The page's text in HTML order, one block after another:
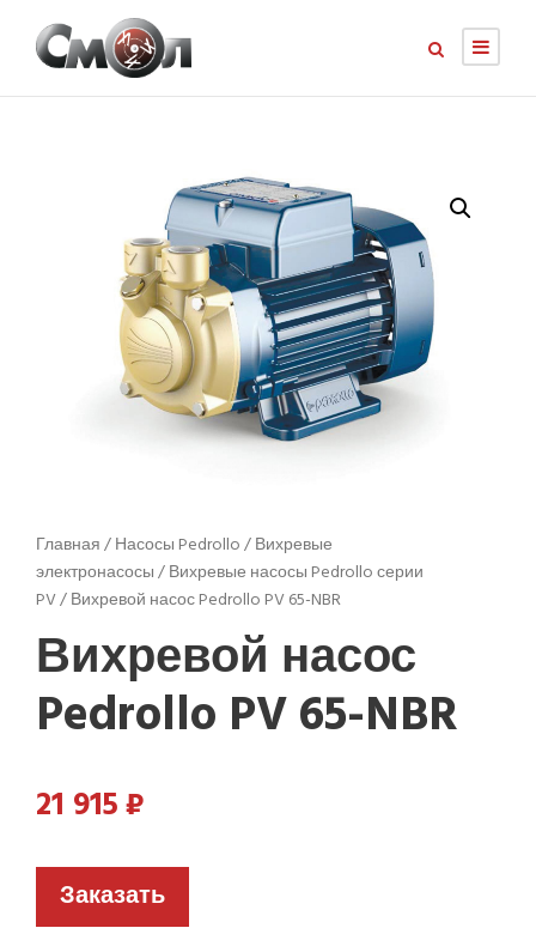
Главная/Насосы Pedrollo/Вихревые
электронасосы/Вихревые насосы Pedrollo серии
PV/ Вихревой насос Pedrollo PV 65-NBR
Вихревой насос
Pedrollo PV 65-NBR
21 915₽
Заказать